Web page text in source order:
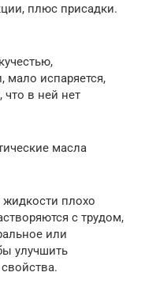
плюс присадки.
испаряется,
что в ней нет
масла
жидкости плохо
с трудом,
или
улучшить